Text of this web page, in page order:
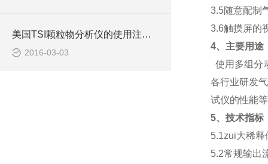
美国TSI颗粒物分析仪的使用注意事项
2016-03-03
3.5随意配制
3.6触摸屏的
4、主要用途
使用多组分
各行业研发
试仪的性能
5、技术指标
5.1zui大稀释
5.2常规输出